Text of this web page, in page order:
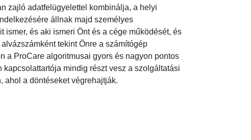
zajló adatfelügyelettel kombinálja, a helyi
állnak majd személyes
ismer, és aki ismeri Önt és a cége működését, és
tekint Önre a számítógép
a ProCare algoritmusai gyors és nagyon pontos
kapcsolattartója mindig részt vesz a szolgáltatási
ahol a döntéseket végrehajtják.